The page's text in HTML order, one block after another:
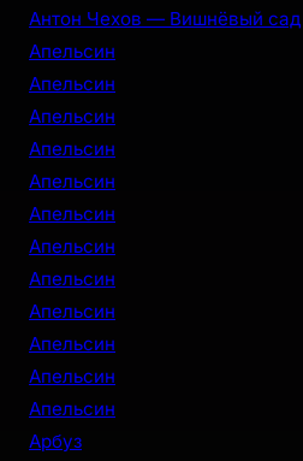
Антон Чехов — Вишнёвый сад
Апельсин
Апельсин
Апельсин
Апельсин
Апельсин
Апельсин
Апельсин
Апельсин
Апельсин
Апельсин
Апельсин
Апельсин
Арбуз